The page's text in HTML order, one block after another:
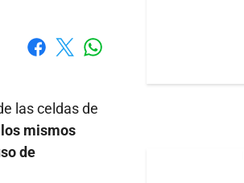
las celdas de
mismos
de